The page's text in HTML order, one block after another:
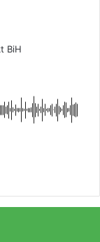
BiH